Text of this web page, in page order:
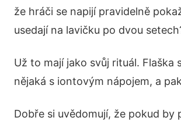
že hráči se napijí pravidelně
usedají na lavičku po dvou
Už to mají jako svůj rituál. Flaška
nějaká s iontovým nápojem, a
Dobře si uvědomují, že pokud by